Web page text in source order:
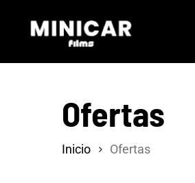
Ofertas
Inicio Ofertas